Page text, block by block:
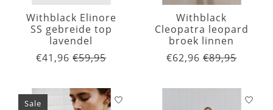
Withblack Elinore
SS gebreide top
lavendel
€41,96 €59,95
Withblack
Cleopatra leopard
broek linnen
€62,96 €89,95
Sale